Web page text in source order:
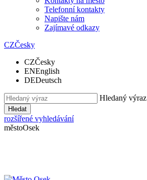
Telefonní kontakty
Napište nám
Zajímavé odkazy
CZČesky
CZČesky
ENEnglish
DEDeutsch
Hledaný výraz
Hledat
rozšířené vyhledávání
městoOsek